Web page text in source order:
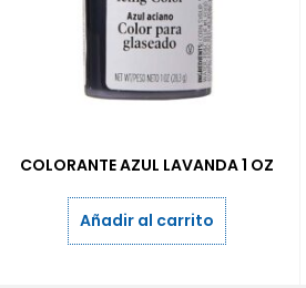
COLORANTE AZUL LAVANDA 1 OZ
Añadir al carrito